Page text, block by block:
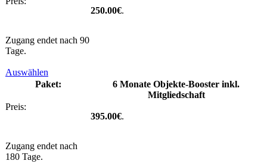
250.00€.
Zugang endet nach 90
Tage.
Auswählen
6 Monate Objekte-Booster inkl.
Mitgliedschaft
395.00€.
Zugang endet nach
180 Tage.